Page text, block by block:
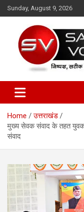
Skip
to
Sunday, August 9, 2026
Satya Voice
Home
उत्तराखंड
मुख्य सेवक संवाद के तहत युवक
संवाद